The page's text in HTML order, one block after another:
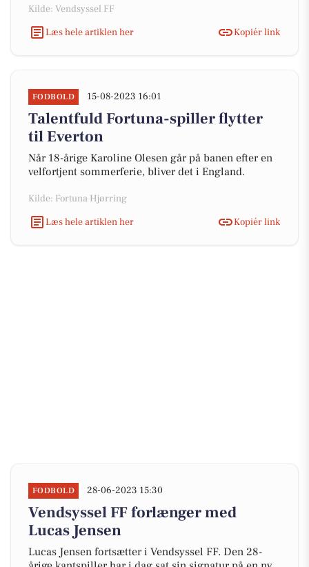
Kilde: Vendsyssel FF
Læs hele artiklen her
Kopiér link
FODBOLD 15-08-2023 16:01
Talentfuld Fortuna-spiller flytter
til Everton
Når 18-årige Karoline Olesen går på banen efter en
velfortjent sommerferie, bliver det i England.
Kilde: Fortuna Hjørring
Læs hele artiklen her
Kopiér link
FODBOLD 28-06-2023 15:30
Vendsyssel FF forlænger med
Lucas Jensen
Lucas Jensen fortsætter i Vendsyssel FF. Den 28-